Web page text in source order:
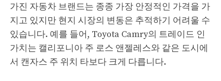
가진 자동차 브랜드는 종종 가장 안정적인 가격을 가
지고 있지만 현지 시장의 변동은 추적하기 어려울 수
있습니다. 예를 들어, Toyota Camry의 트레이드 인
가치는 캘리포니아 주 로스 앤젤레스와 같은 도시에
서 캔자스 주 위치 타보다 크게 다릅니다.